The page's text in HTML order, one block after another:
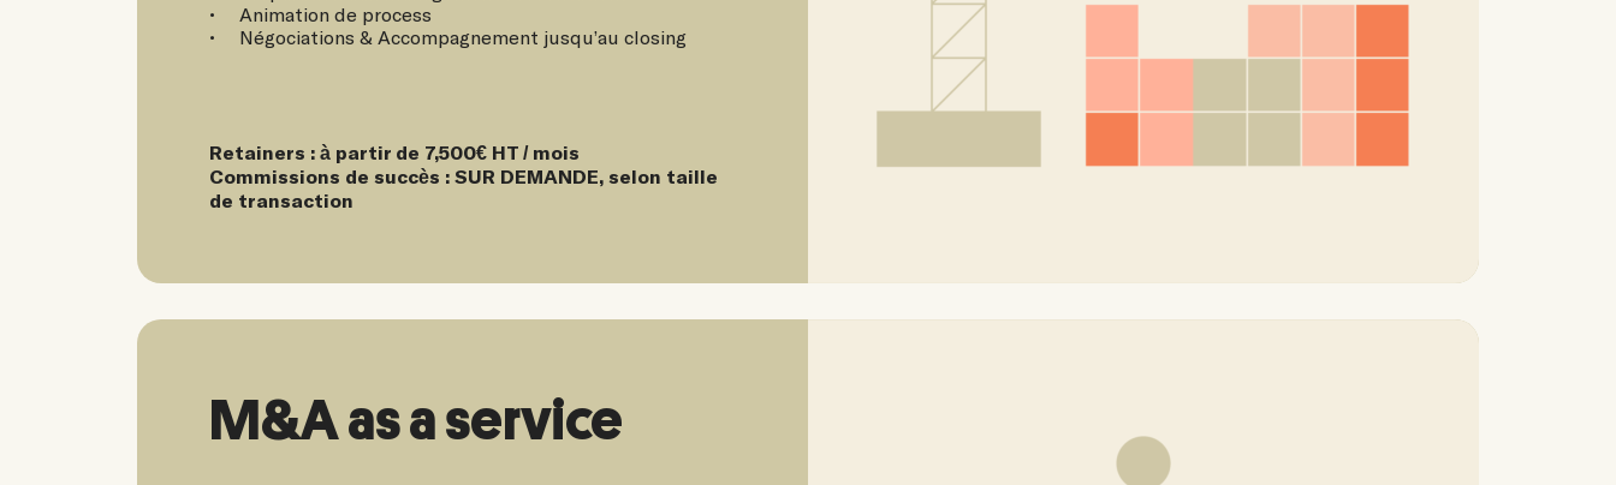
Animation de process
Négociations & Accompagnement jusqu’au closing
Retainers : à partir de 7,500€ HT / mois
Commissions de succès : SUR DEMANDE, selon taille
de transaction
M&A as a service